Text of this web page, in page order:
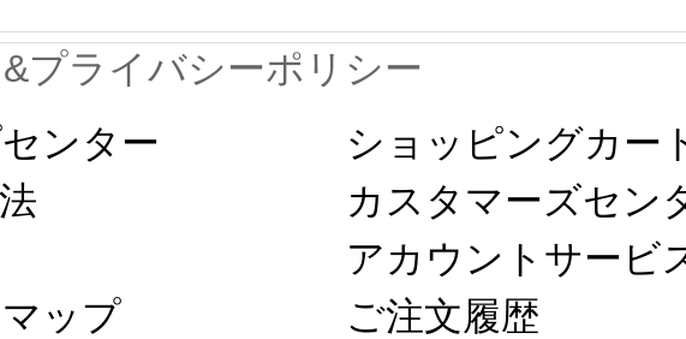
プライバシーポリシー
ンター
ショッピングカー
カスタマーズセン
アカウントサービ
ップ
ご注文履歴